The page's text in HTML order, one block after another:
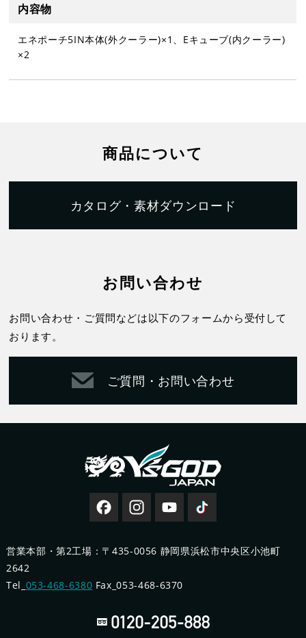
内容物
エネポーチ5IN本体(外クーラー)×1、Eキューブ(内クーラー)
×2
商品について
カタログ・素材ダウンロード
お問い合わせ
お問い合わせ・ご質問などは以下のフォームから受付して
おります。
ご質問・お問い合わせ
営業本部・第2工場：〒435-0056 静岡県浜松市中央区小池町
2642
Tel_ 053-468-6380 Fax_053-468-6370